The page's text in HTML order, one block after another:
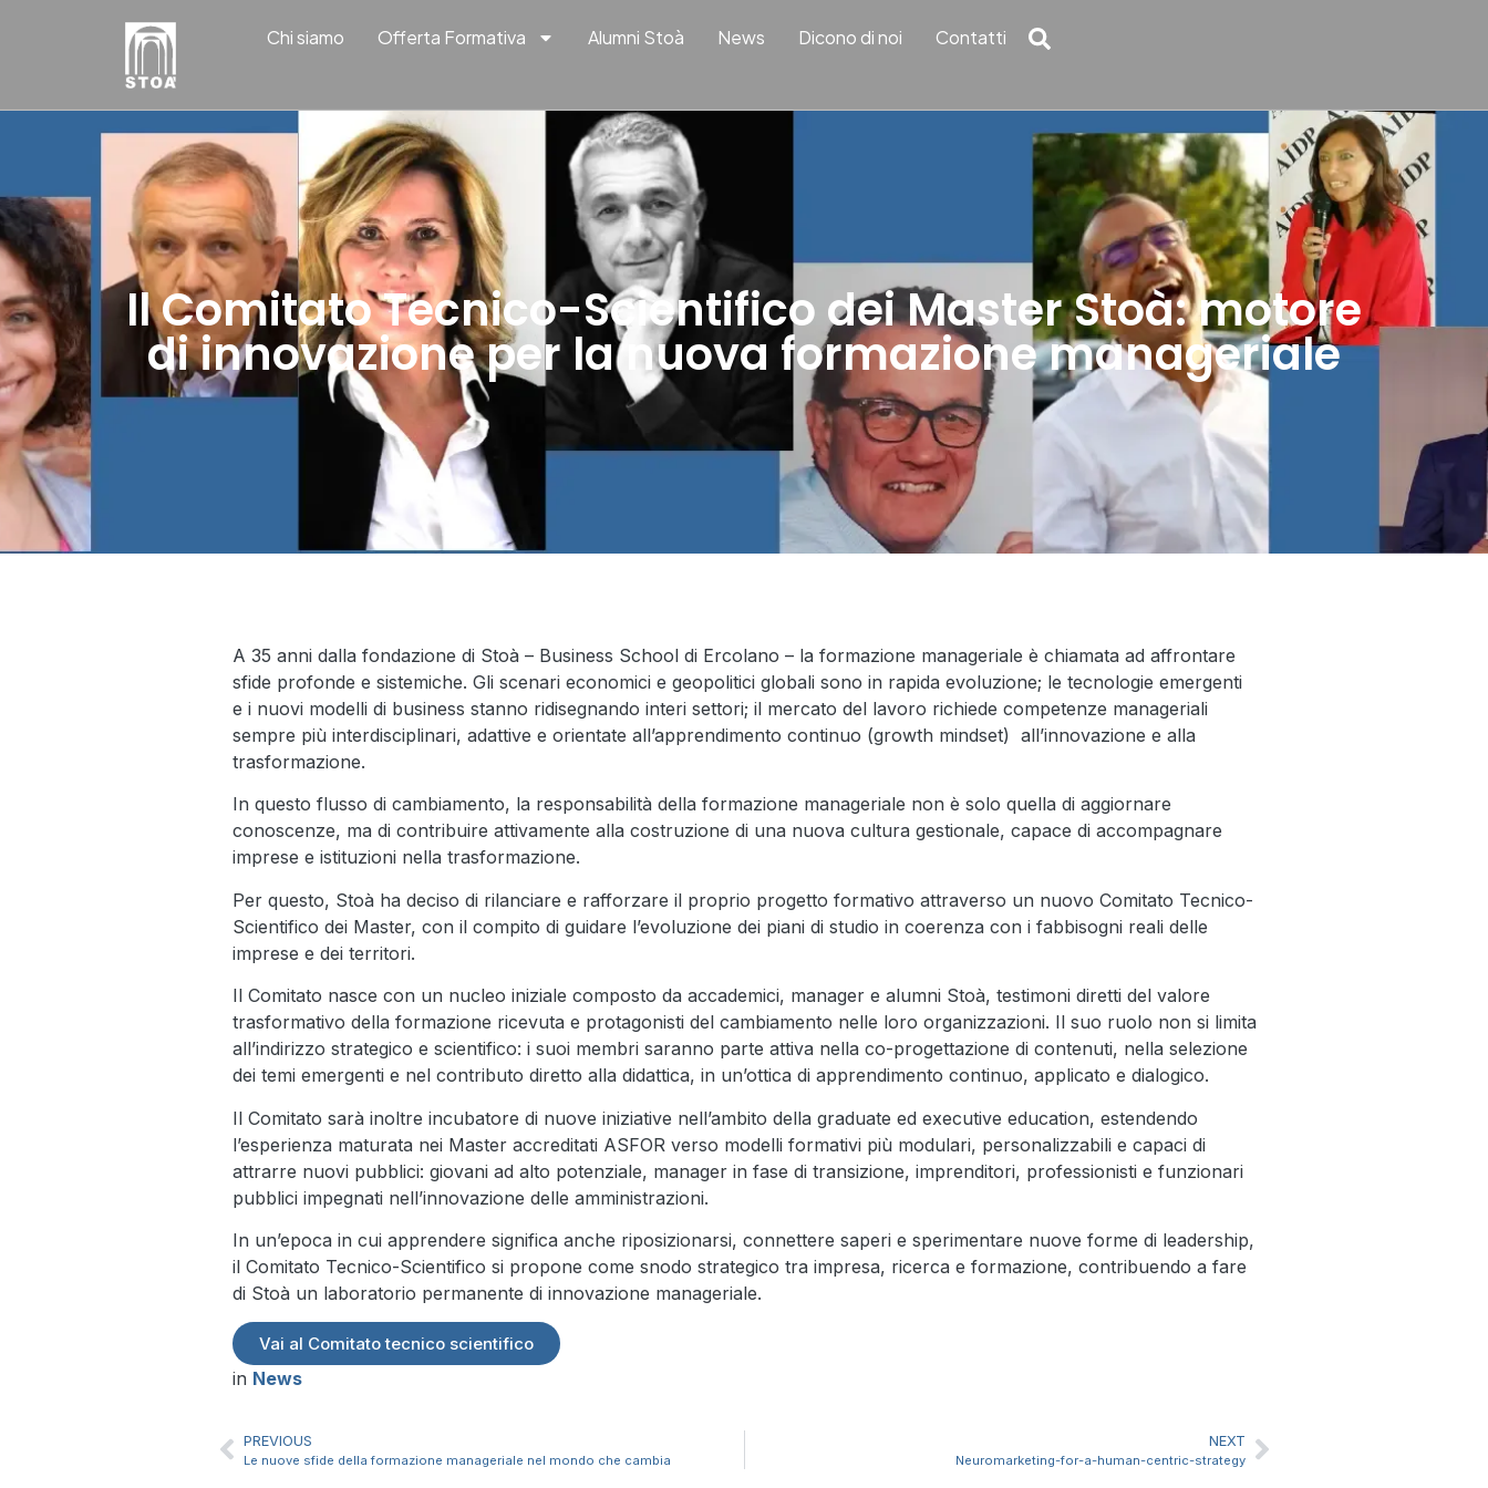
Chi siamo Offerta Formativa Alumni Stoà News Dicono di noi Contatti
Il Comitato Tecnico-Scientifico dei Master Stoà: motore
di innovazione per la nuova formazione manageriale
A 35 anni dalla fondazione di Stoà – Business School di Ercolano – la formazione manageriale è chiamata ad affrontare
sfide profonde e sistemiche. Gli scenari economici e geopolitici globali sono in rapida evoluzione; le tecnologie emergenti
e i nuovi modelli di business stanno ridisegnando interi settori; il mercato del lavoro richiede competenze manageriali
sempre più interdisciplinari, adattive e orientate all’apprendimento continuo (growth mindset) all’innovazione e alla
trasformazione.
In questo flusso di cambiamento, la responsabilità della formazione manageriale non è solo quella di aggiornare
conoscenze, ma di contribuire attivamente alla costruzione di una nuova cultura gestionale, capace di accompagnare
imprese e istituzioni nella trasformazione.
Per questo, Stoà ha deciso di rilanciare e rafforzare il proprio progetto formativo attraverso un nuovo Comitato Tecnico-
Scientifico dei Master, con il compito di guidare l’evoluzione dei piani di studio in coerenza con i fabbisogni reali delle
imprese e dei territori.
Il Comitato nasce con un nucleo iniziale composto da accademici, manager e alumni Stoà, testimoni diretti del valore
trasformativo della formazione ricevuta e protagonisti del cambiamento nelle loro organizzazioni. Il suo ruolo non si limita
all’indirizzo strategico e scientifico: i suoi membri saranno parte attiva nella co-progettazione di contenuti, nella selezione
dei temi emergenti e nel contributo diretto alla didattica, in un’ottica di apprendimento continuo, applicato e dialogico.
Il Comitato sarà inoltre incubatore di nuove iniziative nell’ambito della graduate ed executive education, estendendo
l’esperienza maturata nei Master accreditati ASFOR verso modelli formativi più modulari, personalizzabili e capaci di
attrarre nuovi pubblici: giovani ad alto potenziale, manager in fase di transizione, imprenditori, professionisti e funzionari
pubblici impegnati nell’innovazione delle amministrazioni.
In un’epoca in cui apprendere significa anche riposizionarsi, connettere saperi e sperimentare nuove forme di leadership,
il Comitato Tecnico-Scientifico si propone come snodo strategico tra impresa, ricerca e formazione, contribuendo a fare
di Stoà un laboratorio permanente di innovazione manageriale.
Vai al Comitato tecnico scientifico
in News
PREVIOUS
Le nuove sfide della formazione manageriale nel mondo che cambia
NEXT
Neuromarketing-for-a-human-centric-strategy